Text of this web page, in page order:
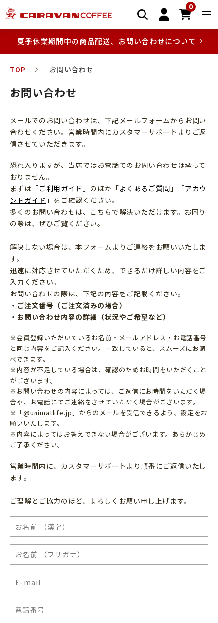
0
夏季休業期間中の商品配送、お問い合わせについて
TOP お問い合わせ
お問い合わせ
メールでのお問い合わせは、下記メールフォームからお問い
合わせください。営業時間内にカスタマーサポートよりご返
信させていただきます。
恐れ入りますが、当店ではお電話でのお問い合わせは承って
おりません。
まずは「ご利用ガイド 」のほか「よくあるご質問 」「アカウ
ントガイド 」をご確認ください。
多くのお問い合わせは、こちらで解決いただけます。お困り
の際は、ぜひご覧ください。
解決しない場合は、本フォームよりご連絡をお願いいたしま
す。
迅速に対応させていただくため、できるだけ詳しい内容をご
入力ください。
お問い合わせの際は、下記の内容をご記載ください。
・ご注文番号（ご注文済みの場合）
・お問い合わせ内容の詳細（状況やご希望など）
※会員登録いただいているお名前・メールアドレス・お電話番号
と同じ内容をご記入ください。一致していると、スムーズにお調
べできます。
※内容が不足している場合は、確認のためお時間をいただくこと
がございます。
※お問い合わせの内容によっては、ご返信にお時間をいただく場
合や、お電話にてご連絡をさせていただく場合がございます。
※「@unimatlife.jp」からのメールを受信できるよう、設定をお
願いいたします。
※内容によってはお答えできない場合がございます。あらかじめ
ご了承ください。
営業時間内に、カスタマーサポートより順番にご返信いたし
ます。
ご理解とご協力のほど、よろしくお願い申し上げます。